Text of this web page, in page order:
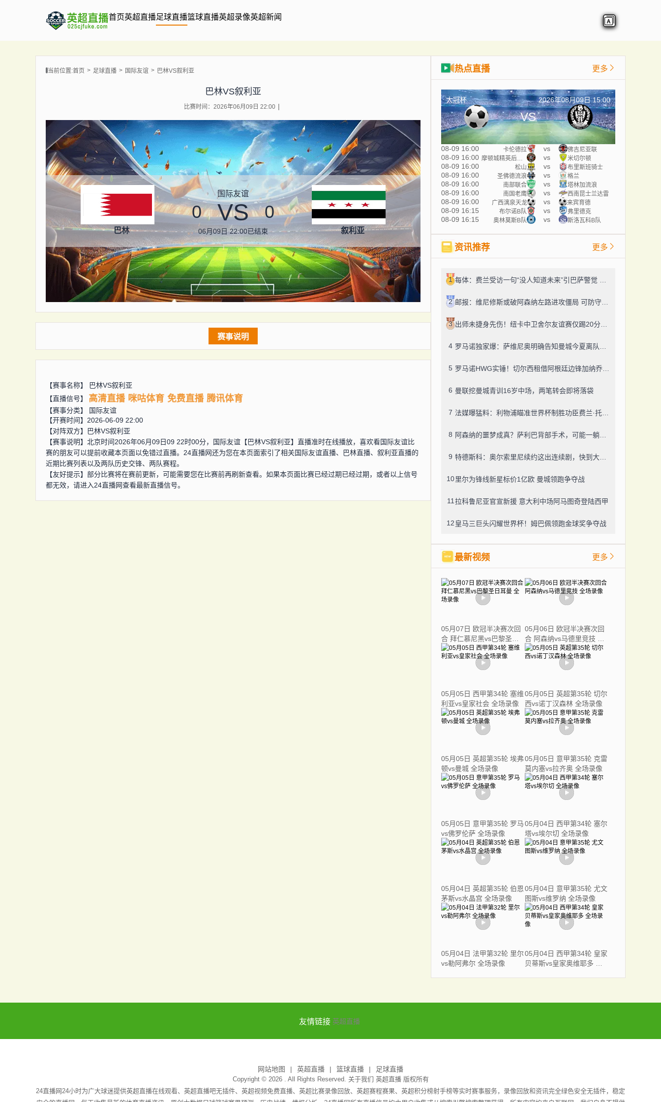
首页英超直播足球直播篮球直播英超录像英超新闻
当前位置:首页 足球直播 国际友谊 巴林VS叙利亚
巴林VS叙利亚
比赛时间：2026年06月09日 22:00
巴林
国际友谊
0 VS 0
06月09日 22:00已结束 叙利亚
赛事说明
【赛事名称】
巴林VS叙利亚
【直播信号】
高清直播 咪咕体育 免费直播 腾讯体育
【赛事分类】
国际友谊
【开赛时间】2026-06-09 22:00
【对阵双方】
巴林VS叙利亚
【赛事说明】北京时间2026年06月09日09 22时00分，国际友谊【巴林VS叙利亚】直播准时在线播放，喜欢看国际友谊比
赛的朋友可以提前收藏本页面以免错过直播。24直播网还为您在本页面索引了相关国际友谊直播、巴林直播、叙利亚直播的
近期比赛列表以及两队历史交锋、两队赛程。
【友好提示】部分比赛将在赛前更新，可能需要您在比赛前再刷新查看。如果本页面比赛已经过期已经过期，或者以上信号
都无效，请进入24直播网查看最新直播信号。
热点直播 更多
大冠杯 2026年08月09日 15:00
VS
08-09 16:00 卡伦德拉 vs 佛吉尼亚联
08-09 16:00 vs 米切尔顿
08-09 16:00 松山 vs 布里斯班骑士
08-09 16:00 圣佛德流浪 vs 格兰
08-09 16:00 南部联合 vs 塔林加流浪
08-09 16:00 南国老鹰 vs 西南昆士兰达雷
08-09 16:00 广西漓泉天龙 vs 来宾育德
08-09 16:15 布尔诺B队 vs 弗里德克
08-09 16:15 奥林莫斯B队 vs 斯洛瓦科B队
资讯推荐 更多
1
2
3
4
5
6 曼联挖曼城青训16岁中场，两笔转会即将落袋
7
8
9
10里尔为锋线新星标价1亿欧 曼城领跑争夺战
11 拉科鲁尼亚官宣新援 意大利中场阿马图奇登陆西甲
12皇马三巨头闪耀世界杯！姆巴佩领跑金球奖争夺战
最新视频 更多
05月07日 欧冠半决赛次回
合 拜仁慕尼黑vs巴黎圣日
耳曼 全场录像
05月06日 欧冠半决赛次回
合 阿森纳vs马德里竞技 全
场录像
05月05日 西甲第34轮 塞维
利亚vs皇家社会 全场录像
05月05日 英超第35轮 切尔
西vs诺丁汉森林 全场录像
05月05日 英超第35轮 埃弗
顿vs曼城 全场录像
05月05日 意甲第35轮 克雷
莫内塞vs拉齐奥 全场录像
05月05日 意甲第35轮 罗马
vs佛罗伦萨 全场录像
05月04日 西甲第34轮 塞尔
塔vs埃尔切 全场录像
05月04日 英超第35轮 伯恩
茅斯vs水晶宫 全场录像
05月04日 意甲第35轮 尤文
图斯vs维罗纳 全场录像
05月04日 法甲第32轮 里尔
vs勒阿弗尔 全场录像
05月04日 西甲第34轮 皇家
贝蒂斯vs皇家奥维耶多 全
友情链接 英超直播
网站地图 英超直播 篮球直播 足球直播
Copyright © 2026 . All Rights Reserved. 关于我们 英超直播版权所有
24直播网24小时为广大球迷提供英超直播在线观看、英超直播吧无插件、英超视频免费直播、英超比赛录像回放、英超赛程赛果、英超积分榜射手榜等实时赛事服务，录像回放和资讯完全绿色安全无插件，稳定